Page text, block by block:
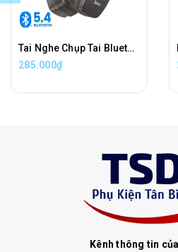
Tai Nghe Chụp Tai Bluetooth Hoco W56 Chính Hãng
285.000₫
Kênh thông tin